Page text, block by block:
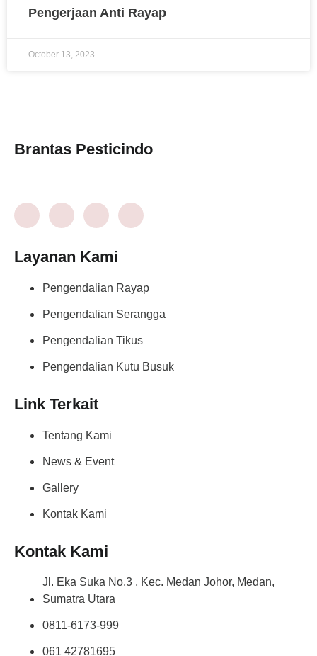
Pengerjaan Anti Rayap
October 13, 2023
Brantas Pesticindo
Layanan Kami
Pengendalian Rayap
Pengendalian Serangga
Pengendalian Tikus
Pengendalian Kutu Busuk
Link Terkait
Tentang Kami
News & Event
Gallery
Kontak Kami
Kontak Kami
Jl. Eka Suka No.3 , Kec. Medan Johor, Medan,
Sumatra Utara
0811-6173-999
061 42781695